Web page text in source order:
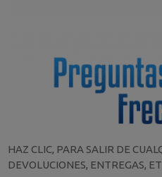
HAZ CLIC, PARA SALIR DE
DEVOLUCIONES, ENTREGAS,